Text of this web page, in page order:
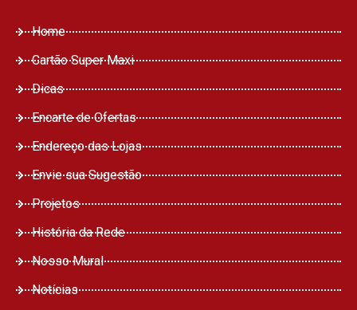
Home
Cartão Super Maxi
Dicas
Encarte de Ofertas
Endereço das Lojas
Envie sua Sugestão
Projetos
História da Rede
Nosso Mural
Notícias